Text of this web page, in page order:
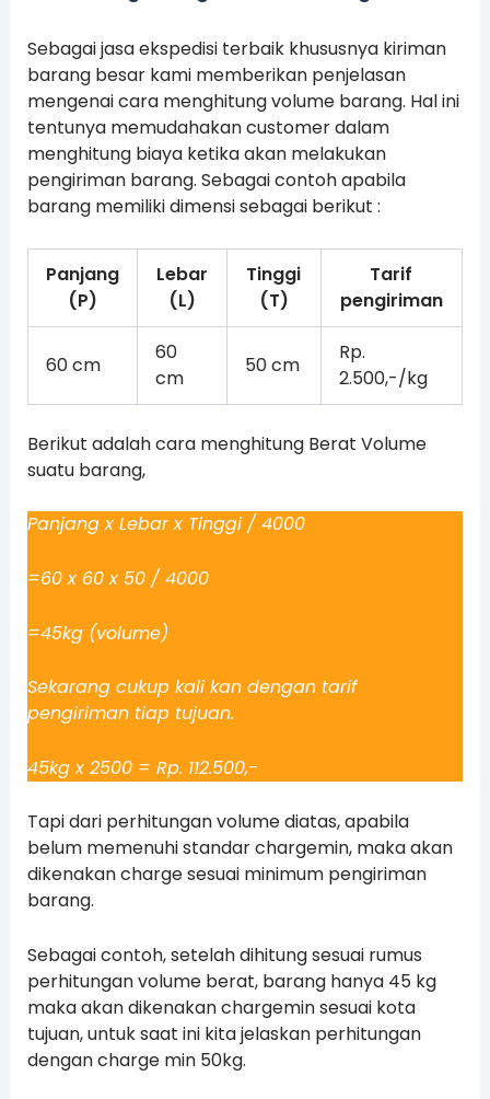
Sebagai jasa ekspedisi terbaik khususnya kiriman
barang besar kami memberikan penjelasan
mengenai cara menghitung volume barang. Hal ini
tentunya memudahakan customer dalam
menghitung biaya ketika akan melakukan
pengiriman barang. Sebagai contoh apabila
barang memiliki dimensi sebagai berikut :
Panjang
(P)
Lebar
(L)
Tinggi
(T)
Tarif
pengiriman
60 cm
60
cm
50 cm
Rp.
2.500,-/kg
Berikut adalah cara menghitung Berat Volume
suatu barang,
Panjang x Lebar x Tinggi / 4000
=60 x 60 x 50 / 4000
=45kg (volume)
Sekarang cukup kali kan dengan tarif
pengiriman tiap tujuan.
45kg x 2500 = Rp. 112.500,-
Tapi dari perhitungan volume diatas, apabila
belum memenuhi standar chargemin, maka akan
dikenakan charge sesuai minimum pengiriman
barang.
Sebagai contoh, setelah dihitung sesuai rumus
perhitungan volume berat, barang hanya 45 kg
maka akan dikenakan chargemin sesuai kota
tujuan, untuk saat ini kita jelaskan perhitungan
dengan charge min 50kg.